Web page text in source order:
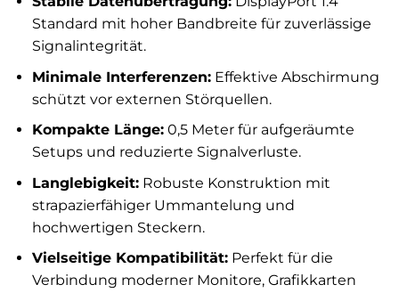
Standard mit hoher Bandbreite für zuverlässige
Signalintegrität.
Minimale Interferenzen:Effektive Abschirmung
schützt vor externen Störquellen.
Kompakte Länge:0,5 Meter für aufgeräumte
Setups und reduzierte Signalverluste.
Langlebigkeit:Robuste Konstruktion mit
strapazierfähiger Ummantelung und
hochwertigen Steckern.
Vielseitige Kompatibilität:Perfekt für die
Verbindung moderner Monitore, Grafikkarten